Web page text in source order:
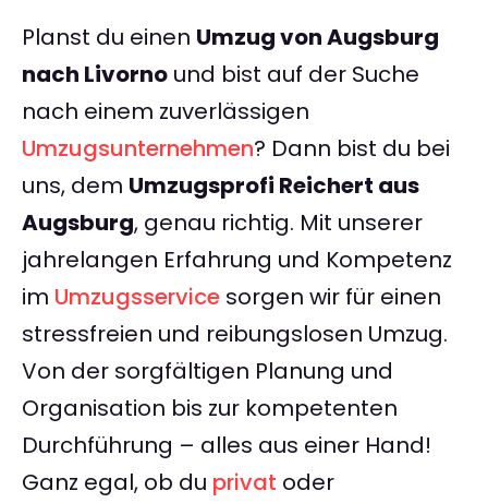
Planst du einen Umzug von Augsburg
nach Livorno und bist auf der Suche
nach einem zuverlässigen
Umzugsunternehmen? Dann bist du bei
uns, dem Umzugsprofi Reichert aus
Augsburg, genau richtig. Mit unserer
jahrelangen Erfahrung und Kompetenz
im Umzugsservice sorgen wir für einen
stressfreien und reibungslosen Umzug.
Von der sorgfältigen Planung und
Organisation bis zur kompetenten
Durchführung – alles aus einer Hand!
Ganz egal, ob du privat oder